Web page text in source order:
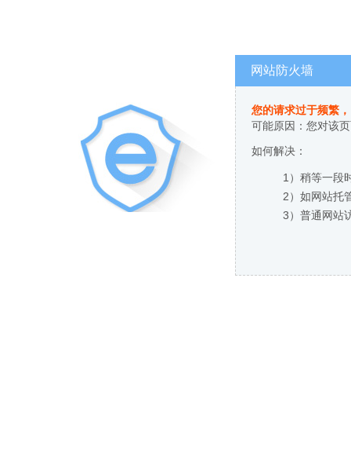
网站防火墙
您的请求过于频繁
可能原因：您对该
如何解决：
1）稍等一段
2）如网站托
3）普通网站